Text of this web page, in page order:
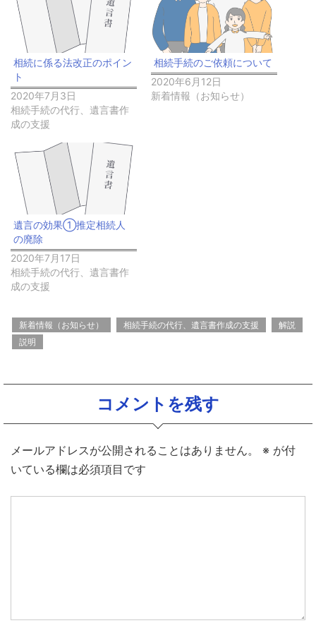
相続に係る法改正のポイン
ト
2020年7月3日
相続手続の代行、遺言書作
成の支援
相続手続のご依頼について
2020年6月12日
新着情報（お知らせ）
遺言の効果①推定相続人
の廃除
2020年7月17日
相続手続の代行、遺言書作
成の支援
新着情報（お知らせ） 相続手続の代行、遺言書作成の支援
解説
説明
コメントを残す
メールアドレスが公開されることはありません。 ※ が付
いている欄は必須項目です